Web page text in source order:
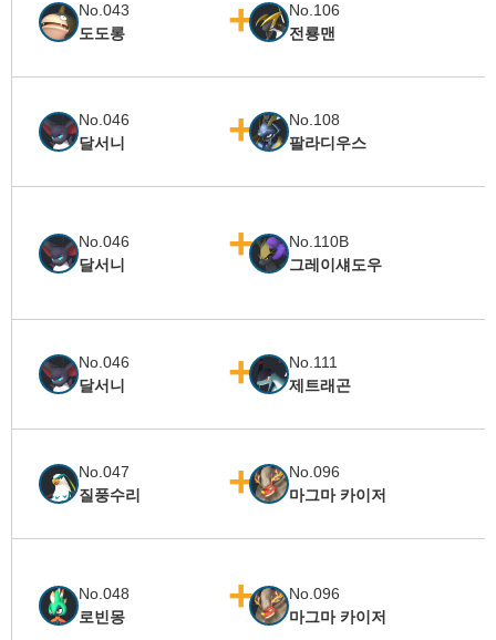
No.043
도도롱
No.106
전룡맨
No.046
달서니
No.108
팔라디우스
No.046
달서니
No.110B
그레이섀도우
No.046
달서니
No.111
제트래곤
No.047
질풍수리
No.096
마그마 카이저
No.048
로빈몽
No.096
마그마 카이저